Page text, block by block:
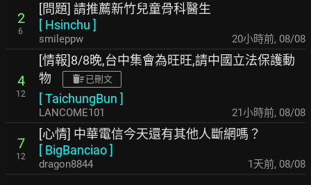
2
6
[問題] 請推薦新竹兒童骨科醫生
[ Hsinchu ]
smileppw 20小時前, 08/08
4
12
[情報]8/8晚,台中集會為旺旺,請中國立法保護動
物
已刪文
[TaichungBun ]
LANCOME101 21小時前, 08/08
7
12
[心情] 中華電信今天還有其他人斷網嗎？
[ BigBanciao]
dragon8844 1天前, 08/08